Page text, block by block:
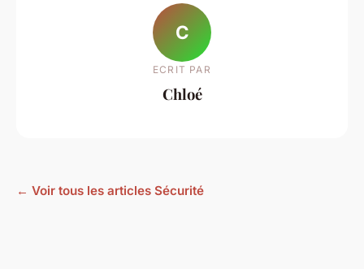
C
ECRIT PAR
Chloé
← Voir tous les articles Sécurité